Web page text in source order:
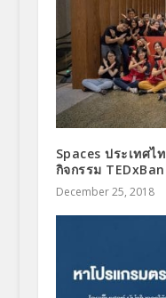
Spaces ประเทศ
กิจกรรม
December 25, 2018